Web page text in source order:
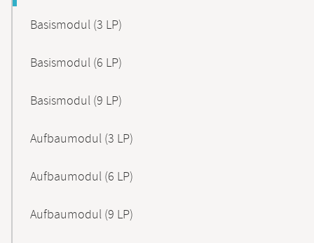
Basismodul (3 LP)
Basismodul (6 LP)
Basismodul (9 LP)
Aufbaumodul (3 LP)
Aufbaumodul (6 LP)
Aufbaumodul (9 LP)